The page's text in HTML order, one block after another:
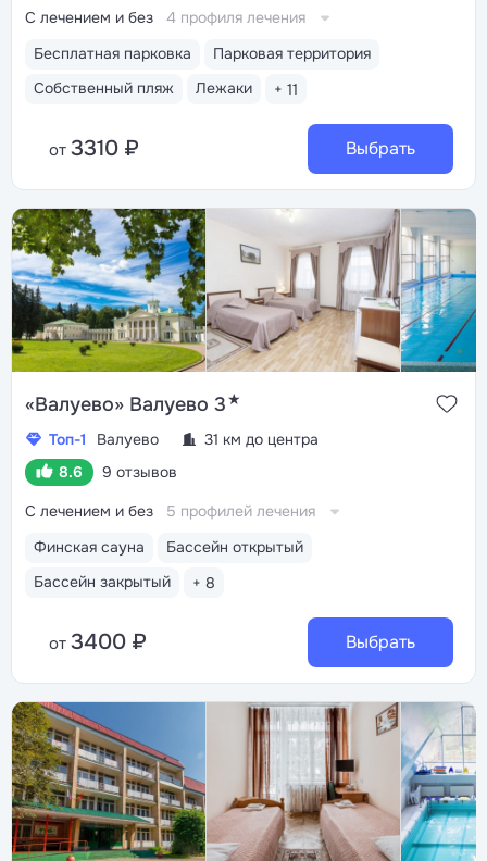
Бесплатная парковка
Парковая территория
Собственный пляж
Лежаки + 11
С лечением и без 4 профиля лечения
от 3310 ₽ Выбрать
«Валуево» Валуево 3★
Топ-1 Валуево
31 км до центра
8.6
9 отзывов
Финская сауна
Бассейн открытый
Бассейн закрытый
+ 8
С лечением и без 5 профилей лечения
от 3400 ₽ Выбрать